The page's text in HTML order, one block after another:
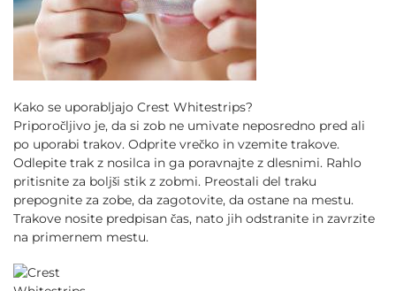
Kako se uporabljajo Crest Whitestrips?
Priporočljivo je, da si zob ne umivate neposredno pred ali
po uporabi trakov. Odprite vrečko in vzemite trakove.
Odlepite trak z nosilca in ga poravnajte z dlesnimi. Rahlo
pritisnite za boljši stik z zobmi. Preostali del traku
prepognite za zobe, da zagotovite, da ostane na mestu.
Trakove nosite predpisan čas, nato jih odstranite in zavrzite
na primernem mestu.